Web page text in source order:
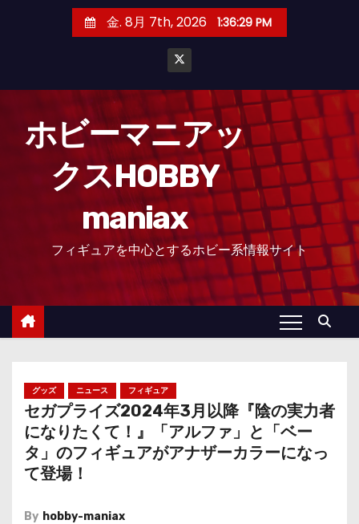
金. 8月 7th, 2026 1:36:30 PM
ホビーマニアッ
クスHOBBY
maniax
フィギュアを中心とするホビー系情報サイト
グッズ ニュース フィギュア
セガプライズ2024年3月以降『陰の実力者
になりたくて！』「アルファ」と「ベー
タ」のフィギュアがアナザーカラーになっ
て登場！
By hobby-maniax